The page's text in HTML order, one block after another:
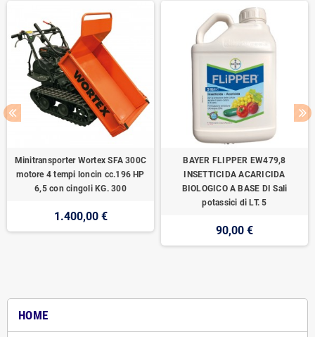
HOME
Minitransporter Wortex SFA 300C
motore 4 tempi loncin cc.196 HP
6,5 con cingoli KG. 300
1.400,00 €
BAYER FLIPPER EW479,8
INSETTICIDA ACARICIDA
BIOLOGICO A BASE DI Sali
potassici di LT. 5
90,00 €